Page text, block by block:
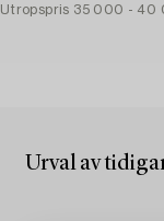
Utropspris 35 000 - 40
Urval av